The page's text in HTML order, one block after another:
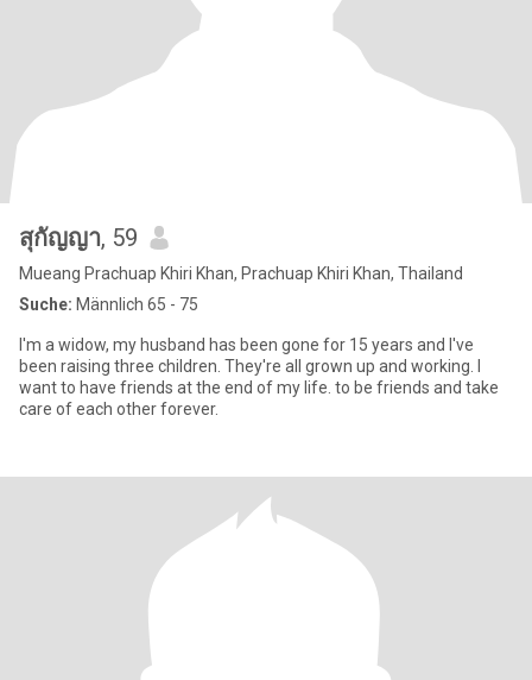
สุกัญญา, 59
Mueang Prachuap Khiri Khan, Prachuap Khiri Khan, Thailand
Suche: Männlich 65 - 75
I'm a widow, my husband has been gone for 15 years and I've
been raising three children. They're all grown up and working. I
want to have friends at the end of my life. to be friends and take
care of each other forever.